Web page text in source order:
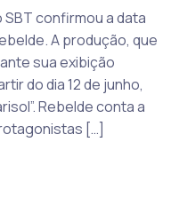
confirmou a data
A produção, que
sua exibição
do dia 12 de junho,
Rebelde conta a
[…]